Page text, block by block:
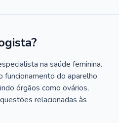
na saúde feminina.
funcionamento do aparelho
órgãos como ovários,
relacionadas às